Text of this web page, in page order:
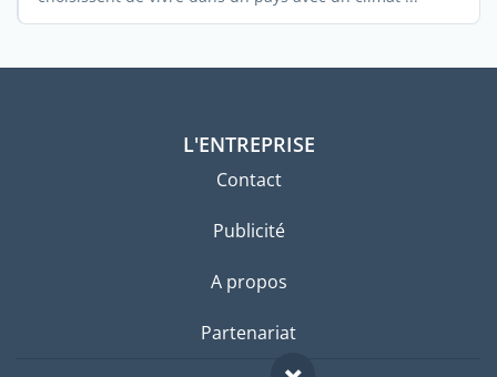
L'ENTREPRISE
Contact
Publicité
A propos
Partenariat